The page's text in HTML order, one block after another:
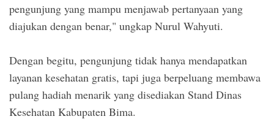
pengunjung yang mampu menjawab pertanyaan yang
diajukan dengan benar," ungkap Nurul Wahyuti.
Dengan begitu, pengunjung tidak hanya mendapatkan
layanan kesehatan gratis, tapi juga berpeluang membawa
pulang hadiah menarik yang disediakan Stand Dinas
Kesehatan Kabupaten Bima.